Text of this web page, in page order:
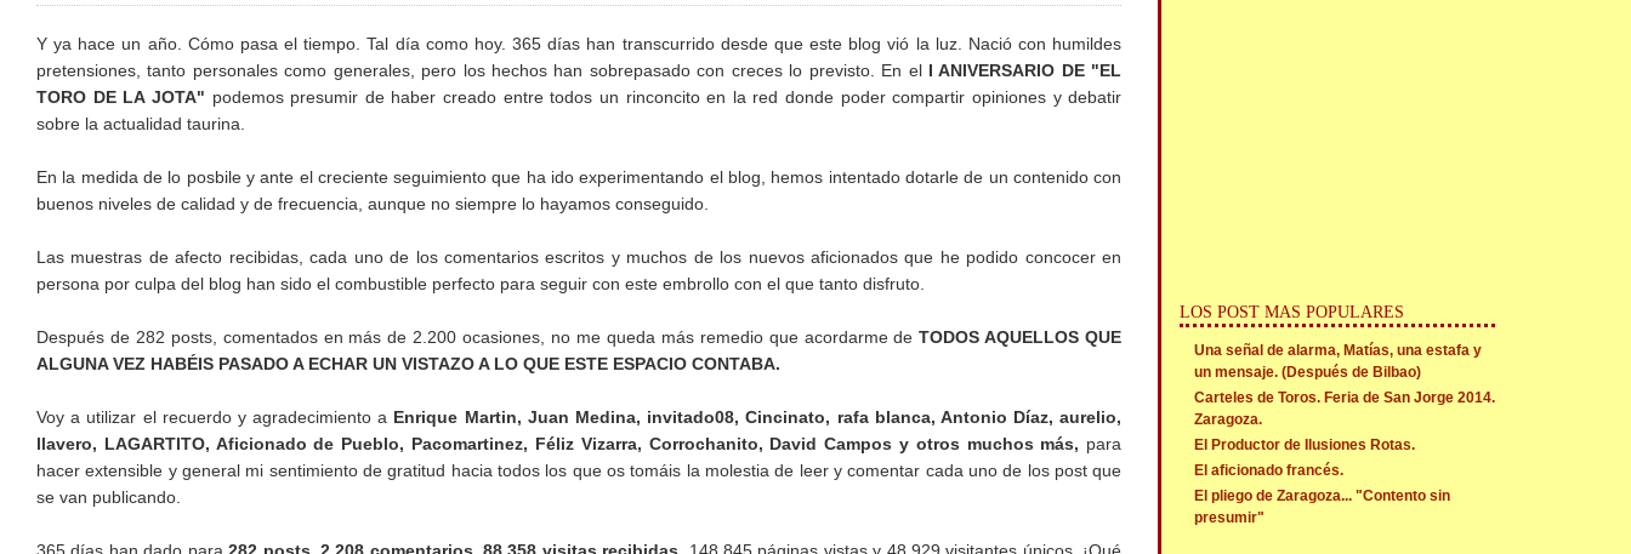
Y ya hace un año. Cómo pasa el tiempo. Tal día como hoy. 365 días han transcurrido desde que este blog vió la luz. Nació con humildes
pretensiones, tanto personales como generales, pero los hechos han sobrepasado con creces lo previsto. En el I ANIVERSARIO DE "EL
TORO DE LA JOTA" podemos presumir de haber creado entre todos un rinconcito en la red donde poder compartir opiniones y debatir
sobre la actualidad taurina.
En la medida de lo posbile y ante el creciente seguimiento que ha ido experimentando el blog, hemos intentado dotarle de un contenido con
buenos niveles de calidad y de frecuencia, aunque no siempre lo hayamos conseguido.
Las muestras de afecto recibidas, cada uno de los comentarios escritos y muchos de los nuevos aficionados que he podido concocer en
persona por culpa del blog han sido el combustible perfecto para seguir con este embrollo con el que tanto disfruto.
Después de 282 posts, comentados en más de 2.200 ocasiones, no me queda más remedio que acordarme deTODOS AQUELLOS QUE
ALGUNA VEZ HABÉIS PASADO A ECHAR UN VISTAZO A LO QUE ESTE ESPACIO CONTABA.
Voy a utilizar el recuerdo y agradecimiento a Enrique Martin, Juan Medina, invitado08, Cincinato, rafa blanca, Antonio Díaz, aurelio,
llavero, LAGARTITO, Aficionado de Pueblo, Pacomartinez, Féliz Vizarra, Corrochanito, David Campos y otros muchos más, para
hacer extensible y general mi sentimiento de gratitud hacia todos los que os tomáis la molestia de leer y comentar cada uno de los post que
se van publicando.
LOS POST MAS POPULARES
Una señal de alarma, Matías, una estafa y
un mensaje. (Después de Bilbao)
Carteles de Toros. Feria de San Jorge 2014.
Zaragoza.
El Productor de Ilusiones Rotas.
El aficionado francés.
El pliego de Zaragoza... "Contento sin
presumir"